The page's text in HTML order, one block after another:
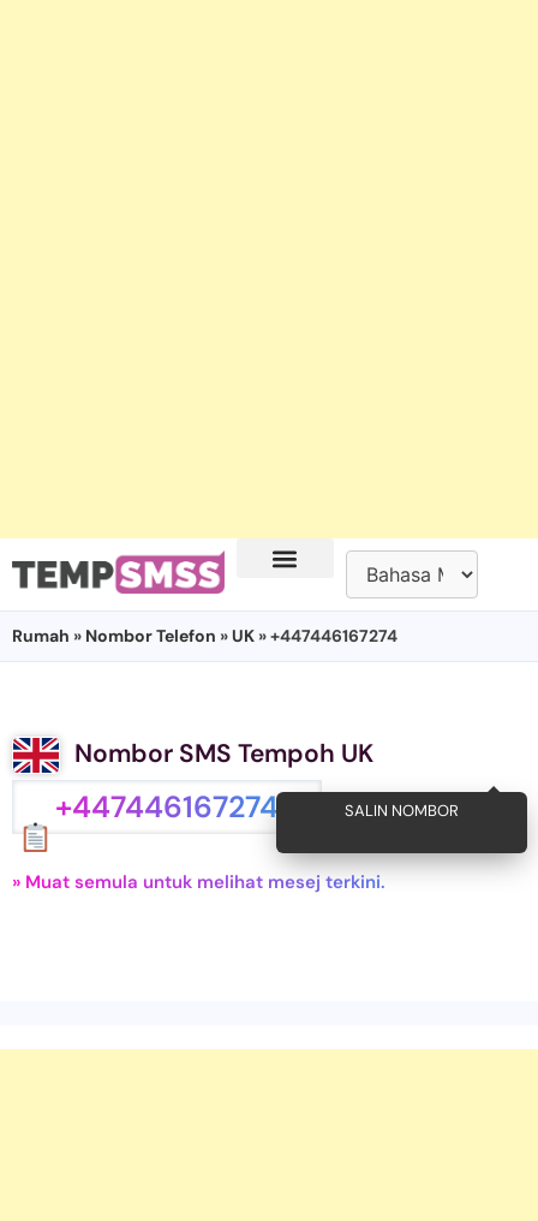
Rumah » Nombor Telefon »UK » +447446167274
Nombor SMS Tempoh UK
+447446167274 SALIN NOMBOR
» Muat semula untuk melihat mesej terkini.